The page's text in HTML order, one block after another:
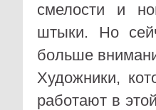
смелости и
штыки. Но
больше
Художники,
работают в